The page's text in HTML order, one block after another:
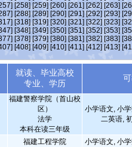
[258] [259] [260] [261] [262] [263]
[288] [289] [290] [291] [292] [293]
[318] [319] [320] [321] [322] [323]
[348] [349] [350] [351] [352] [353]
[378] [379] [380] [381] [382] [383]
[408] [409] [410] [411] [412] [413]
就读、毕业高校
专业、学历
福建警察学院（首山校
区）
法学
本科在读三年级
小学语文, 小
二英语,
福建工程学院
小学语文, 小